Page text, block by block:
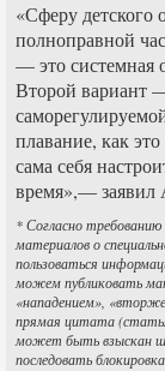
«Сферу детского
полноправной
— это системная
Второй вариант
плавание, как
сама себя
время»,— заявил
* Согласно
материалов о
пользоваться
можем публиковать
«нападением»,
прямая цитата
может быть взыскан
последовать